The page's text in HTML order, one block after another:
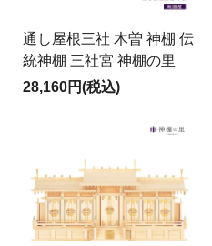
通し屋根三社 木曽 神棚 伝
統神棚 三社宮 神棚の里
28,160円(税込)